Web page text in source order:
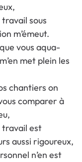
sous
m’émeut.
que vous aqua-
met plein les
chantiers on
comparer à
travail est
aussi rigoureux,
n’en est